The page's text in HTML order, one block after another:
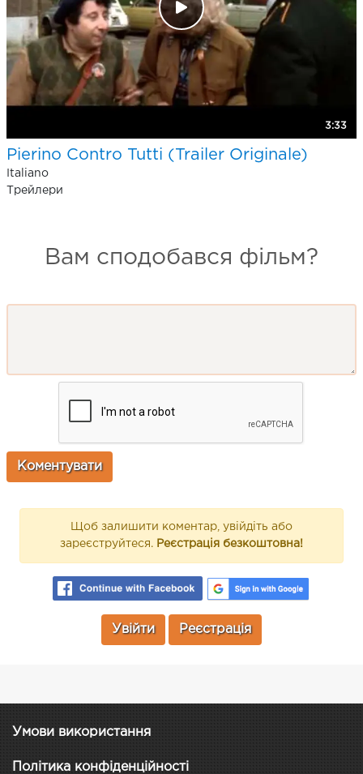
3:33
Pierino Contro Tutti (Trailer Originale)
Italiano
Трейлери
Вам сподобався фільм?
Щоб залишити коментар, увійдіть або
зареєструйтеся. Реєстрація безкоштовна!
Увійти Реєстрація
Умови використання
Політика конфіденційності